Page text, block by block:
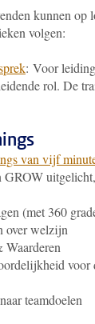
kunnen op
volgen:
: Voor
rol. De
van vijf
GROW
(met 360
over welzijn
voor
teamdoelen